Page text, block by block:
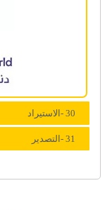
30 -الاستیراد
31 -التصدیر